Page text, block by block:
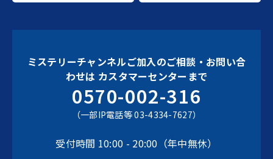
ミステリーチャンネルご加入のご相談・お問い合
わせは カスタマーセンターまで
0570-002-316
（一部IP電話等 03-4334-7627）
受付時間 10:00 - 20:00（年中無休）